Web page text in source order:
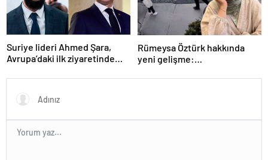
Suriye lideri Ahmed Şara,
Avrupa’daki ilk ziyaretinde
Rümeysa Öztürk hakkında
yeni gelişme:
geciktirilmemesini istedi